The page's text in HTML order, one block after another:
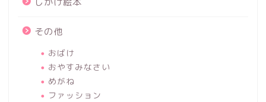
その他
おばけ
おやすみなさい
めがね
ファッション